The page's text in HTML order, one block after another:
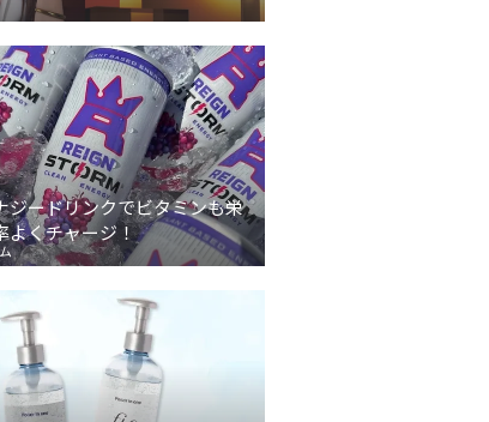
ジードリンクでビタミンも栄
よくチャージ！